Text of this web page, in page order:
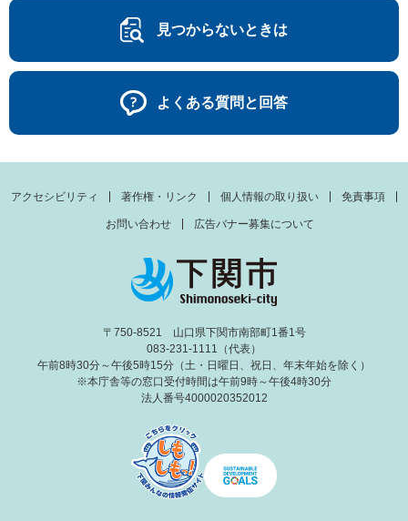
見つからないときは
よくある質問と回答
アクセシビリティ 著作権・リンク 個人情報の取り扱い 免責事項
お問い合わせ 広告バナー募集について
〒750-8521 山口県下関市南部町1番1号
083-231-1111（代表）
午前8時30分～午後5時15分（土・日曜日、祝日、年末年始を除く）
※本庁舎等の窓口受付時間は午前9時～午後4時30分
法人番号4000020352012